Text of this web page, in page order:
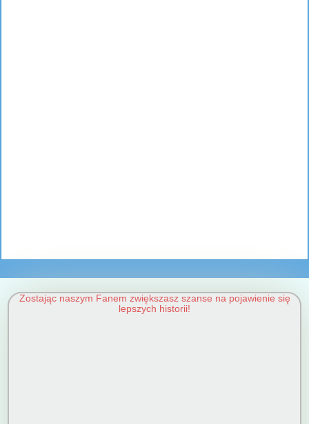
Zostając naszym Fanem zwiększasz szanse na pojawienie się
lepszych historii!